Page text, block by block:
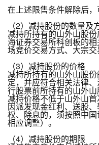
在上述限售条件解除后，
（2）减持股份的数量及
减持所持有的山外山股
海证券交易所科创板的
场竞价交易方式、大宗
（3）减持股份的价格
减持所持有的山外山股
定，并应符合相关法律
行股票前所持有的山外
减持价格不低于山外山
因派发现金红利、送股
权、除息的，须按照中
相应调整）。
（4）减持股份的期限